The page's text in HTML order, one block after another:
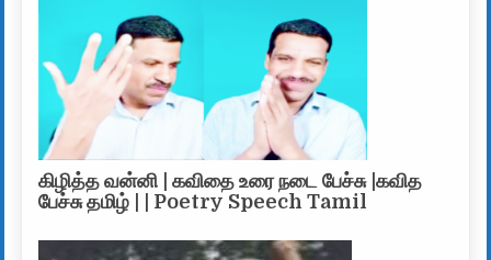
கிழித்த வன்னி | கவிதை உரை நடை பேச்சு |கவித
பேச்சு தமிழ் | | Poetry Speech Tamil